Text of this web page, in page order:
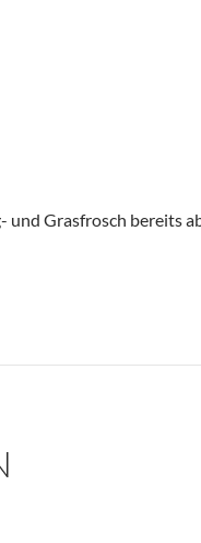
und Grasfrosch bereits